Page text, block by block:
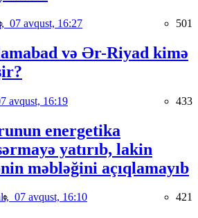
07 avqust, 16:27 501
və Ər-Riyad kimə
avqust, 16:19 433
energetika
yatırıb, lakin
məbləğini açıqlamayıb
07 avqust, 16:10 421